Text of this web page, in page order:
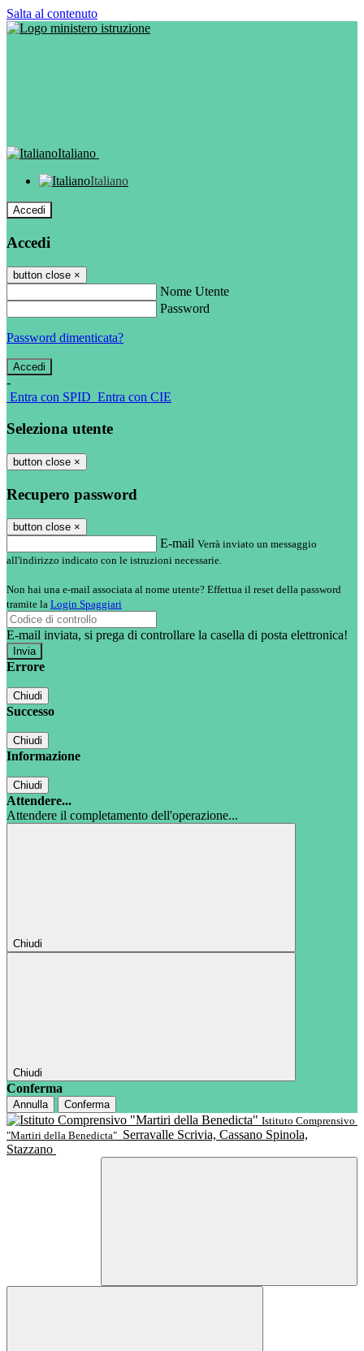
Salta al contenuto
Italiano
Italiano
Accedi
Accedi
button close ×
Nome Utente
Password
Password dimenticata?
-
Entra con SPID Entra con CIE
Seleziona utente
button close ×
Recupero password
button close ×
E-mail Verrà inviato un messaggio
all'indirizzo indicato con le istruzioni necessarie.
Non hai una e-mail associata al nome utente? Effettua il reset della password
tramite la Login Spaggiari
E-mail inviata, si prega di controllare la casella di posta elettronica!
Errore
Chiudi
Successo
Chiudi
Informazione
Chiudi
Attendere...
Attendere il completamento dell'operazione...
Chiudi
Chiudi
Conferma
Annulla
Conferma
Istituto Comprensivo
"Martiri della Benedicta" Serravalle Scrivia, Cassano Spinola,
Stazzano